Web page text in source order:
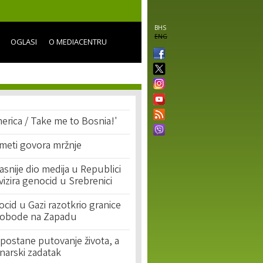
BHS
ENG
OGLASI O MEDIACENTRU
/ Take me to Bosnia!'
govora mržnje
dio medija u Republici
genocid u Srebrenici
u Gazi razotkrio granice
na Zapadu
putovanje života, a
zadatak